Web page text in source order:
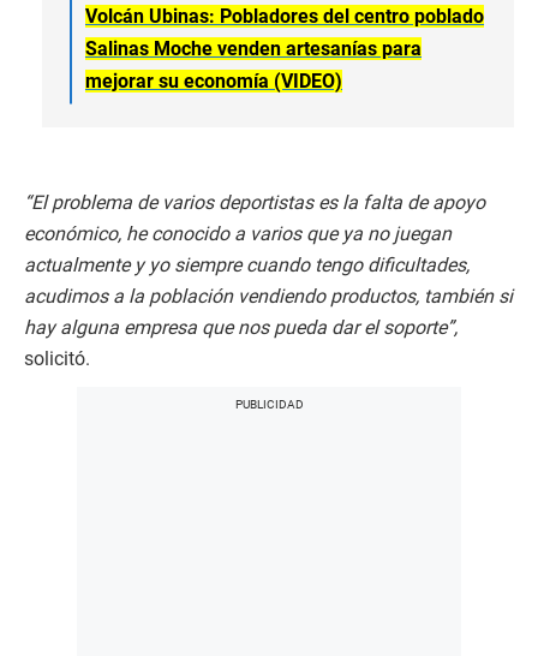
Volcán Ubinas: Pobladores del centro poblado
Salinas Moche venden artesanías para
mejorar su economía (VIDEO)
“El problema de varios deportistas es la falta de apoyo
económico, he conocido a varios que ya no juegan
actualmente y yo siempre cuando tengo dificultades,
acudimos a la población vendiendo productos, también si
hay alguna empresa que nos pueda dar el soporte”,
solicitó.